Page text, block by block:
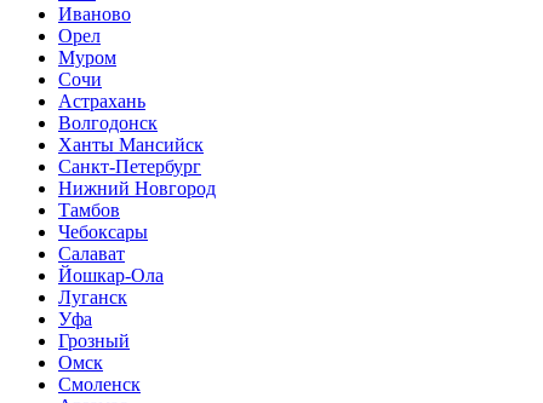
Иваново
Орел
Муром
Сочи
Астрахань
Волгодонск
Ханты Мансийск
Санкт-Петербург
Нижний Новгород
Тамбов
Чебоксары
Салават
Йошкар-Ола
Луганск
Уфа
Грозный
Омск
Смоленск